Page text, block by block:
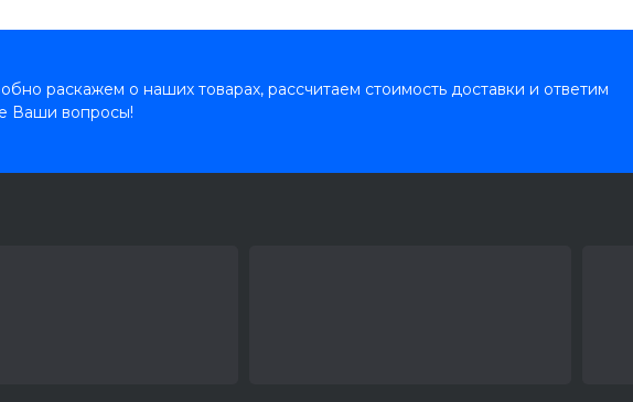
раскажем о наших товарах, рассчитаем стоимость доставки и ответим
Ваши вопросы!